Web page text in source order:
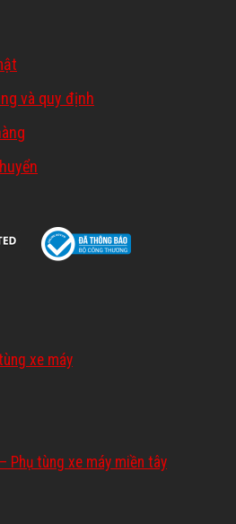
và quy định
xe máy
Phụ tùng xe máy miền tây